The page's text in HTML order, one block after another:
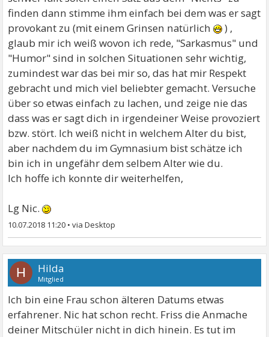
finden dann stimme ihm einfach bei dem was er sagt
provokant zu (mit einem Grinsen natürlich
) ,
glaub mir ich weiß wovon ich rede, "Sarkasmus" und
"Humor" sind in solchen Situationen sehr wichtig,
zumindest war das bei mir so, das hat mir Respekt
gebracht und mich viel beliebter gemacht. Versuche
über so etwas einfach zu lachen, und zeige nie das
dass was er sagt dich in irgendeiner Weise provoziert
bzw. stört. Ich weiß nicht in welchem Alter du bist,
aber nachdem du im Gymnasium bist schätze ich
bin ich in ungefähr dem selbem Alter wie du.
Ich hoffe ich konnte dir weiterhelfen,
Lg Nic.
10.07.2018 11:20 •
H Hilda
Mitglied
Ich bin eine Frau schon älteren Datums etwas
erfahrener. Nic hat schon recht. Friss die Anmache
deiner Mitschüler nicht in dich hinein. Es tut im